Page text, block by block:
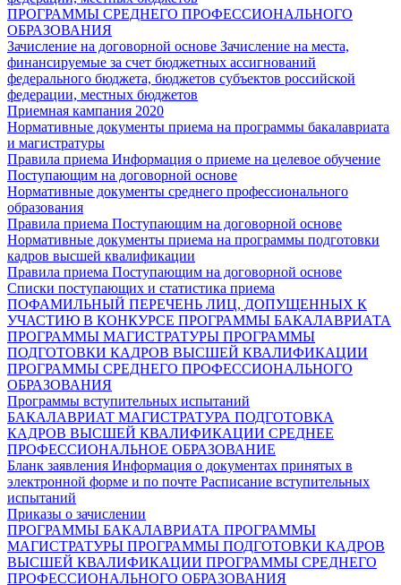
ПРОГРАММЫ СРЕДНЕГО ПРОФЕССИОНАЛЬНОГО
ОБРАЗОВАНИЯ
Зачисление на договорной основе Зачисление на места,
финансируемые за счет бюджетных ассигнований
федерального бюджета, бюджетов субъектов российской
федерации, местных бюджетов
Приемная кампания 2020
Нормативные документы приема на программы бакалавриата
и магистратуры
Правила приема Информация о приеме на целевое обучение
Поступающим на договорной основе
Нормативные документы среднего профессионального
образования
Правила приема Поступающим на договорной основе
Нормативные документы приема на программы подготовки
кадров высшей квалификации
Правила приема Поступающим на договорной основе
Списки поступающих и статистика приема
ПОФАМИЛЬНЫЙ ПЕРЕЧЕНЬ ЛИЦ, ДОПУЩЕННЫХ К
УЧАСТИЮ В КОНКУРСЕ ПРОГРАММЫ БАКАЛАВРИАТА
ПРОГРАММЫ МАГИСТРАТУРЫ ПРОГРАММЫ
ПОДГОТОВКИ КАДРОВ ВЫСШЕЙ КВАЛИФИКАЦИИ
ПРОГРАММЫ СРЕДНЕГО ПРОФЕССИОНАЛЬНОГО
ОБРАЗОВАНИЯ
Программы вступительных испытаний
БАКАЛАВРИАТ МАГИСТРАТУРА ПОДГОТОВКА
КАДРОВ ВЫСШЕЙ КВАЛИФИКАЦИИ СРЕДНЕЕ
ПРОФЕССИОНАЛЬНОЕ ОБРАЗОВАНИЕ
Бланк заявления Информация о документах принятых в
электронной форме и по почте Расписание вступительных
испытаний
Приказы о зачислении
ПРОГРАММЫ БАКАЛАВРИАТА ПРОГРАММЫ
МАГИСТРАТУРЫ ПРОГРАММЫ ПОДГОТОВКИ КАДРОВ
ВЫСШЕЙ КВАЛИФИКАЦИИ ПРОГРАММЫ СРЕДНЕГО
ПРОФЕССИОНАЛЬНОГО ОБРАЗОВАНИЯ